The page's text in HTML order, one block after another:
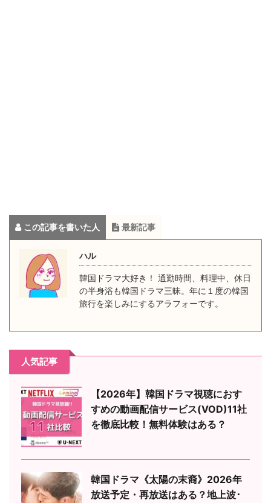
この記事を書いた人 最新記事
ハル
韓国ドラマ大好き！ 通勤時間、料理中、休日
の半身浴も韓国ドラマ三昧。年に１度の韓国
旅行を楽しみにするアラフォーです。
人気記事
【2026年】韓国ドラマ視聴におす
すめの動画配信サービス(VOD)11社
を徹底比較！無料体験はある？
韓国ドラマ《太陽の末裔》2026年
放送予定・再放送はある？地上波･